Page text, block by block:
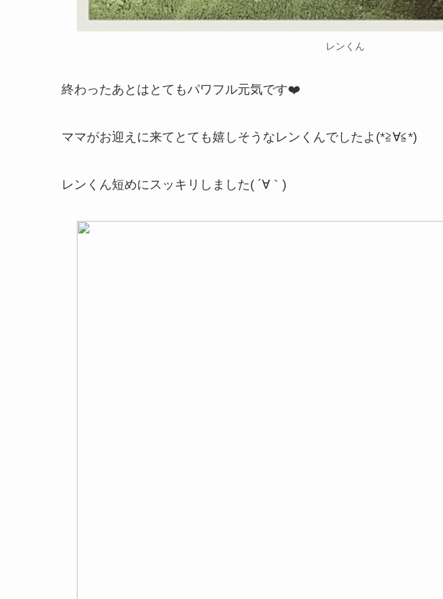
レンくん
終わったあとはとてもパワフル元気です❤️
ママがお迎えに来てとても嬉しそうなレンくんでしたよ(*≧∀≦*)
レンくん短めにスッキリしました( ´∀｀)